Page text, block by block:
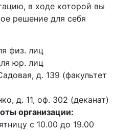
в ходе которой вы
решение для себя
физ. лиц
юр. лиц
д. 139 (факультет
д. 11, оф. 302 (деканат)
организации:
с 10.00 до 19.00